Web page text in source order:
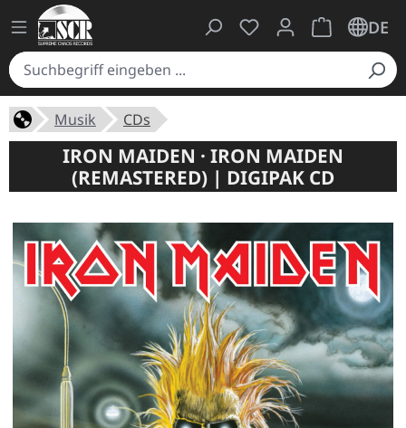
Du hast 0 Produkte
Warenkorb
DE
Musik CDs
IRON MAIDEN · IRON MAIDEN
(REMASTERED) | DIGIPAK CD